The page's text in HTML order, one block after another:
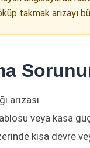
takmak arızayı
arızası
veya kasa
kısa devre